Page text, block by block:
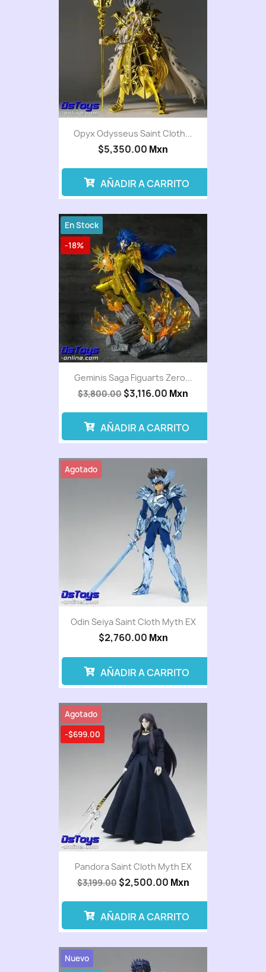
Opyx Odysseus Saint Cloth...
$5,350.00 Mxn
AÑADIR A CARRITO
Geminis Saga Figuarts Zero...
$3,800.00 $3,116.00 Mxn
-18%
En Stock
AÑADIR A CARRITO
Odin Seiya Saint Cloth Myth EX
$2,760.00 Mxn
Agotado
AÑADIR A CARRITO
Pandora Saint Cloth Myth EX
$3,199.00 $2,500.00 Mxn
-$699.00
Agotado
AÑADIR A CARRITO
Nuevo